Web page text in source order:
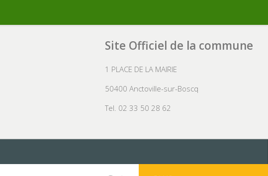
Site Officiel de la commune
1 PLACE DE LA MAIRIE
50400 Anctoville-sur-Boscq
Tel. 02 33 50 28 62